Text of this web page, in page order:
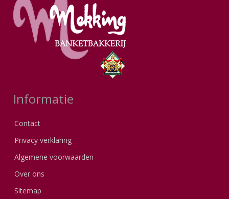
Informatie
Contact
Privacy verklaring
Algemene voorwaarden
Over ons
Sitemap